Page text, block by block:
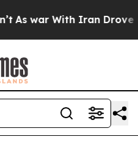
As war With Iran Drove